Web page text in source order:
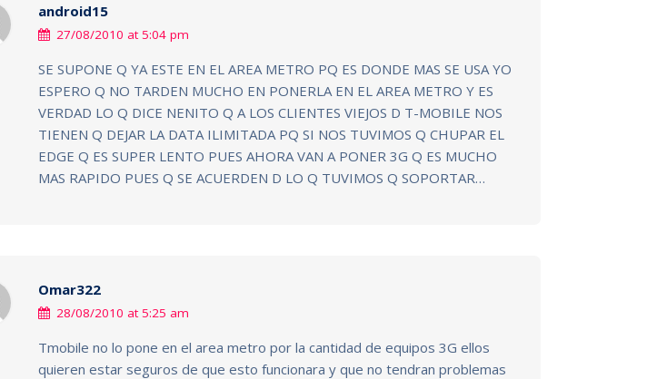
android15
27/08/2010 at 5:04 pm
SE SUPONE Q YA ESTE EN EL AREA METRO PQ ES DONDE MAS SE USA YO
ESPERO Q NO TARDEN MUCHO EN PONERLA EN EL AREA METRO Y ES
VERDAD LO Q DICE NENITO Q A LOS CLIENTES VIEJOS D T-MOBILE NOS
TIENEN Q DEJAR LA DATA ILIMITADA PQ SI NOS TUVIMOS Q CHUPAR EL
EDGE Q ES SUPER LENTO PUES AHORA VAN A PONER 3G Q ES MUCHO
MAS RAPIDO PUES Q SE ACUERDEN D LO Q TUVIMOS Q SOPORTAR…
Omar322
28/08/2010 at 5:25 am
Tmobile no lo pone en el area metro por la cantidad de equipos 3G ellos
quieren estar seguros de que esto funcionara y que no tendran problemas